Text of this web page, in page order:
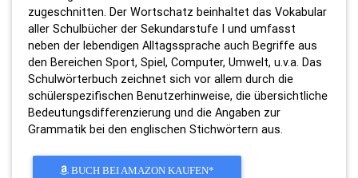
zugeschnitten. Der Wortschatz beinhaltet das Vokabular
aller Schulbücher der Sekundarstufe I und umfasst
neben der lebendigen Alltagssprache auch Begriffe aus
den Bereichen Sport, Spiel, Computer, Umwelt, u.v.a. Das
Schulwörterbuch zeichnet sich vor allem durch die
schülerspezifischen Benutzerhinweise, die übersichtliche
Bedeutungsdifferenzierung und die Angaben zur
Grammatik bei den englischen Stichwörtern aus.
BUCH BEI AMAZON KAUFEN*